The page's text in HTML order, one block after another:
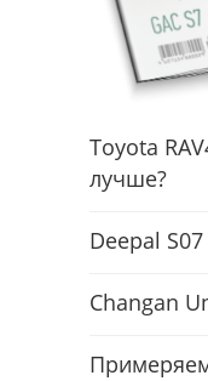
Toyota
лучше?
Deepal
Changan